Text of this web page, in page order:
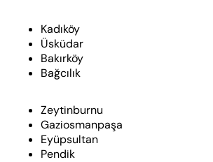
Kadıköy
Üsküdar
Bakırköy
Bağcılık
Zeytinburnu
Gaziosmanpaşa
Eyüpsultan
Pendik